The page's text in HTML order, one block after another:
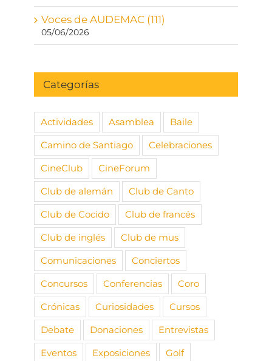
Voces de AUDEMAC (111)
05/06/2026
Categorías
Actividades Asamblea
Baile
Camino de Santiago
Celebraciones
CineClub
CineForum
Club de alemán
Club de Canto
Club de Cocido
Club de francés
Club de inglés
Club de mus
Comunicaciones
Conciertos
Concursos
Conferencias
Coro
Crónicas
Curiosidades
Cursos
Debate
Donaciones
Entrevistas
Eventos
Exposiciones
Golf